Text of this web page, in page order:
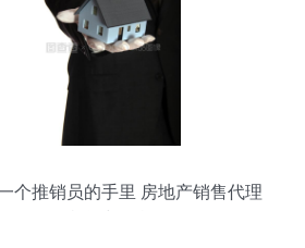
个推销员的手里 房地产销售代理